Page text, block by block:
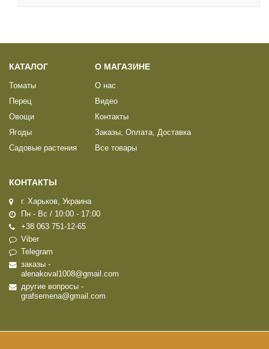
КАТАЛОГ
Томаты
Перец
Овощи
Ягоды
Садовые растения
О МАГАЗИНЕ
О нас
Видео
Контакты
Заказы, Оплата, Доставка
Все товары
КОНТАКТЫ
г. Харьков, Украина
Пн - Вс / 10:00 - 17:00
+38 063 751-12-65
Viber
Telegram
заказы -
alenakoval1008@gmail.com
другие вопросы -
grafsemena@gmail.com